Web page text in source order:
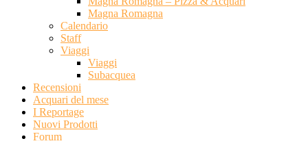
Magna Romagna
Calendario
Staff
Viaggi
Viaggi
Subacquea
Recensioni
Acquari del mese
I Reportage
Nuovi Prodotti
Forum